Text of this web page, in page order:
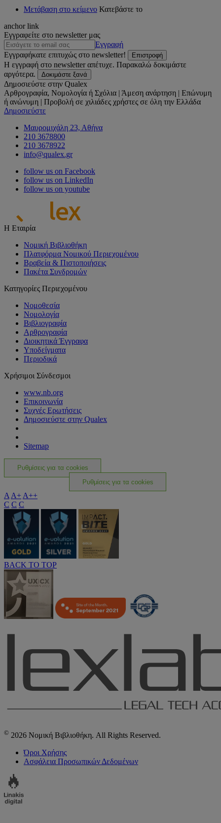
Μετάβαση στο κείμενο Κατεβάστε το
anchor link
Εγγραφείτε στο newsletter μας
Εγγραφή
Εγγραφήκατε επιτυχώς στο newsletter!
Επιστροφή
Η εγγραφή στο newsletter απέτυχε. Παρακαλώ δοκιμάστε
αργότερα.
Δοκιμάστε ξανά
Δημοσιεύστε στην Qualex
Αρθρογραφία, Νομολογία ή Σχόλια | Άμεση ανάρτηση | Επώνυμη
ή ανώνυμη | Προβολή σε χιλιάδες χρήστες σε όλη την Ελλάδα
Δημοσιεύστε
Μαυρομιχάλη 23, Αθήνα
210 3678800
210 3678922
info@qualex.gr
follow us on Facebook
follow us on LinkedIn
follow us on youtube
Η Εταιρία
Νομική Βιβλιοθήκη
Πλατφόρμα Νομικού Περιεχομένου
Βραβεία & Πιστοποιήσεις
Πακέτα Συνδρομών
Κατηγορίες Περιεχομένου
Νομοθεσία
Νομολογία
Βιβλιογραφία
Αρθρογραφία
Διοικητικά Έγγραφα
Υποδείγματα
Περιοδικά
Χρήσιμοι Σύνδεσμοι
www.nb.org
Επικοινωνία
Συχνές Ερωτήσεις
Δημοσιεύστε στην Qualex
Sitemap
Ρυθμίσεις για τα cookies
Ρυθμίσεις για τα cookies
A A+ A++
C C C
BACK TO TOP
© 2026 Νομική Βιβλιοθήκη. All Rights Reserved.
Όροι Χρήσης
Ασφάλεια Προσωπικών Δεδομένων